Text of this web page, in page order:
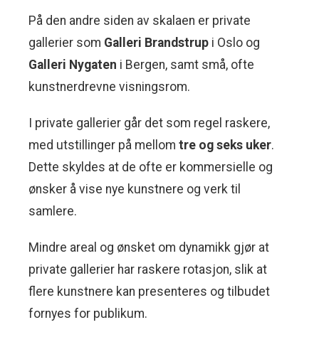
På den andre siden av skalaen er private
gallerier som Galleri Brandstrup i Oslo og
Galleri Nygaten i Bergen, samt små, ofte
kunstnerdrevne visningsrom.
I private gallerier går det som regel raskere,
med utstillinger på mellom tre og seks uker.
Dette skyldes at de ofte er kommersielle og
ønsker å vise nye kunstnere og verk til
samlere.
Mindre areal og ønsket om dynamikk gjør at
private gallerier har raskere rotasjon, slik at
flere kunstnere kan presenteres og tilbudet
fornyes for publikum.